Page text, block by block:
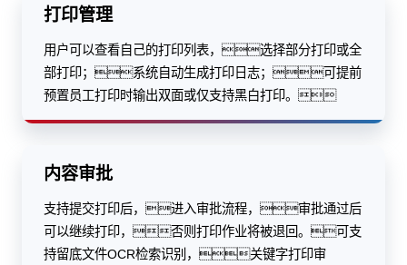
打印管理
用户可以查看自己的打印列表，选择部分打印或全
部打印；系统自动生成打印日志；可提前
预置员工打印时输出双面或仅支持黑白打印。
内容审批
支持提交打印后，进入审批流程，审批通过后
可以继续打印，否则打印作业将被退回。可支
持留底文件OCR检索识别，关键字打印审